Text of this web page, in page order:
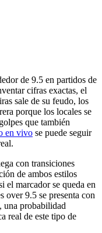
de 9.5 en partidos de
cifras exactas, el
sale de su feudo, los
porque los locales se
que también
en vivo se puede seguir
con transiciones
de ambos estilos
el marcador se queda en
over 9.5 se presenta con
una probabilidad
real de este tipo de